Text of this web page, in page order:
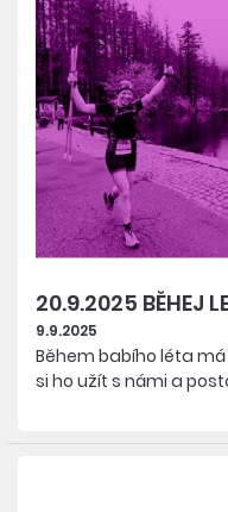
20.9.2025 BĚHEJ
9.9.2025
Během babího léta
si ho užít s námi a